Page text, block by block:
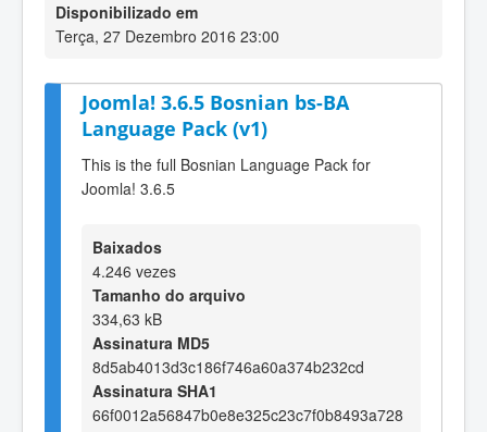
Disponibilizado em
Terça, 27 Dezembro 2016 23:00
Joomla! 3.6.5 Bosnian bs-BA
Language Pack (v1)
This is the full Bosnian Language Pack for
Joomla! 3.6.5
Baixados
4.246 vezes
Tamanho do arquivo
334,63 kB
Assinatura MD5
8d5ab4013d3c186f746a60a374b232cd
Assinatura SHA1
66f0012a56847b0e8e325c23c7f0b8493a728